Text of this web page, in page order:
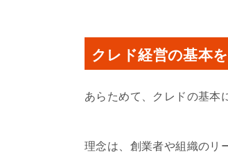
クレド経営の基本
あらためて、クレドの基本
理念は、創業者や組織のリ